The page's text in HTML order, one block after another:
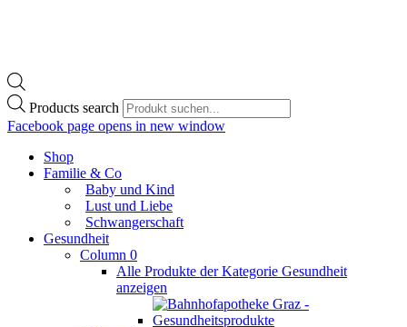
Products search
Facebook page opens in new window
Shop
Familie & Co
Baby und Kind
Lust und Liebe
Schwangerschaft
Gesundheit
Column 0
Alle Produkte der Kategorie Gesundheit
anzeigen